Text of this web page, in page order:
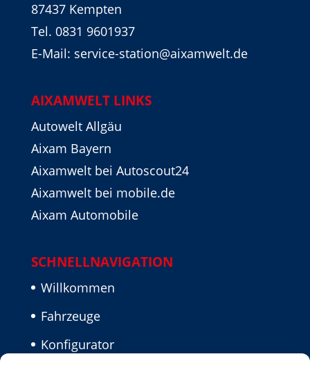
87437 Kempten
Tel. 0831 9601937
E-Mail: service-station@aixamwelt.de
AIXAMWELT LINKS
Autowelt Allgäu
Aixam Bayern
Aixamwelt bei Autoscout24
Aixamwelt bei mobile.de
Aixam Automobile
SCHNELLNAVIGATION
Willkommen
Fahrzeuge
Konfigurator